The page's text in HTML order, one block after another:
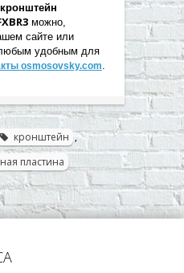
можно,
сайте или
удобным для
osmosovsky.com
кронштейн ,
пластина